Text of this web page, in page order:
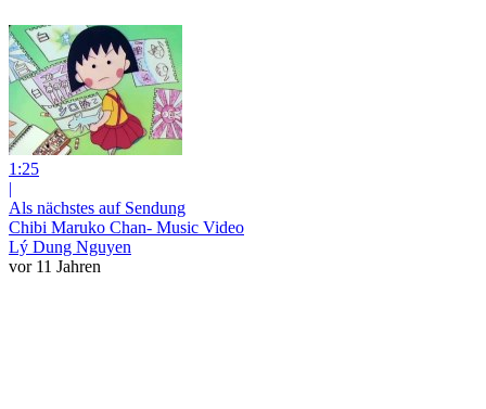
1:25
|
Als nächstes auf Sendung
Chibi Maruko Chan- Music Video
Lý Dung Nguyen
vor 11 Jahren